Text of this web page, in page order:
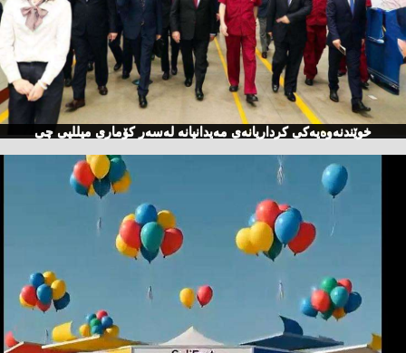
خوێندنەوەیەكی كرداریانەی مەیدانیانە لەسەر كۆماری میللیی چی